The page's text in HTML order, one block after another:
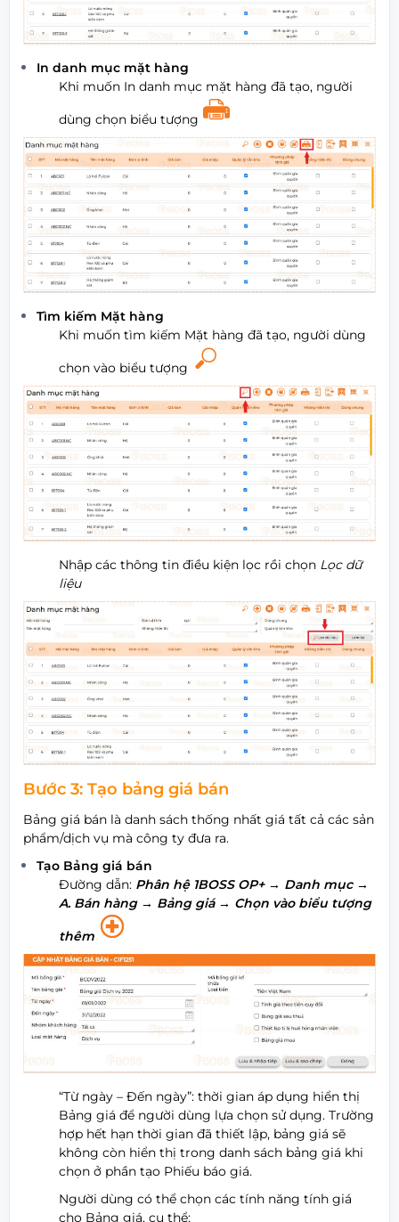
In danh mục mặt hàng
Khi muốn In danh mục mặt hàng đã tạo, người
dùng chọn biểu tượng
Tìm kiếm Mặt hàng
Khi muốn tìm kiếm Mặt hàng đã tạo, người dùng
chọn vào biểu tượng
Nhập các thông tin điều kiện lọc rồi chọn Lọc dữ
liệu
Bước 3: Tạo bảng giá bán
Bảng giá bán là danh sách thống nhất giá tất cả các sản
phẩm/dịch vụ mà công ty đưa ra.
Tạo Bảng giá bán
Đường dẫn: Phân hệ 1BOSS OP+→ Danh mục →
A. Bán hàng → Bảng giá → Chọn vào biểu tượng
thêm
“Từ ngày – Đến ngày”: thời gian áp dụng hiển thị
Bảng giá để người dùng lựa chọn sử dụng. Trường
hợp hết hạn thời gian đã thiết lập, bảng giá sẽ
không còn hiển thị trong danh sách bảng giá khi
chọn ở phần tạo Phiếu báo giá.
Người dùng có thể chọn các tính năng tính giá
cho Bảng giá, cụ thể: